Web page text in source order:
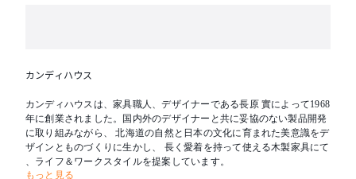
カンディハウス
カンディハウスは、家具職人、デザイナーである長原 實によって1968
年に創業されました。国内外のデザイナーと共に妥協のない製品開発
に取り組みながら、 北海道の自然と日本の文化に育まれた美意識をデ
ザインとものづくりに生かし、 長く愛着を持って使える木製家具にて
、ライフ＆ワークスタイルを提案しています。
もっと見る